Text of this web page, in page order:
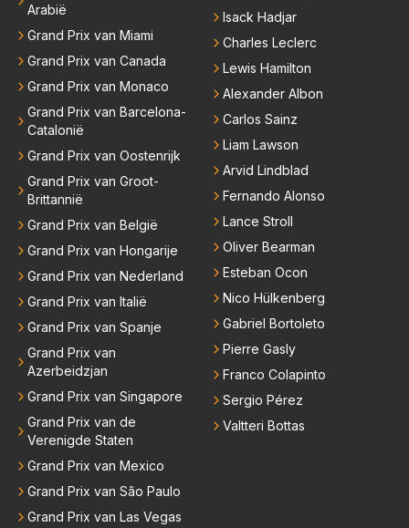
Arabië
Grand Prix van Miami
Grand Prix van Canada
Grand Prix van Monaco
Grand Prix van Barcelona-
Catalonië
Grand Prix van Oostenrijk
Grand Prix van Groot-
Brittannië
Grand Prix van België
Grand Prix van Hongarije
Grand Prix van Nederland
Grand Prix van Italië
Grand Prix van Spanje
Grand Prix van
Azerbeidzjan
Grand Prix van Singapore
Grand Prix van de
Verenigde Staten
Grand Prix van Mexico
Grand Prix van São Paulo
Grand Prix van Las Vegas
Isack Hadjar
Charles Leclerc
Lewis Hamilton
Alexander Albon
Carlos Sainz
Liam Lawson
Arvid Lindblad
Fernando Alonso
Lance Stroll
Oliver Bearman
Esteban Ocon
Nico Hülkenberg
Gabriel Bortoleto
Pierre Gasly
Franco Colapinto
Sergio Pérez
Valtteri Bottas